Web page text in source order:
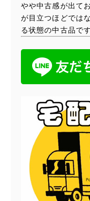
やや中古感が出て
が目立つほどでは
る状態の中古品です